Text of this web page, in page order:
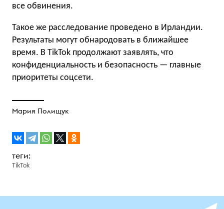
все обвинения.
Такое же расследование проведено в Ирландии.
Результаты могут обнародовать в ближайшее
время. В TikTok продолжают заявлять, что
конфиденциальность и безопасность — главные
приоритеты соцсети.
Мария Полищук
TikTok